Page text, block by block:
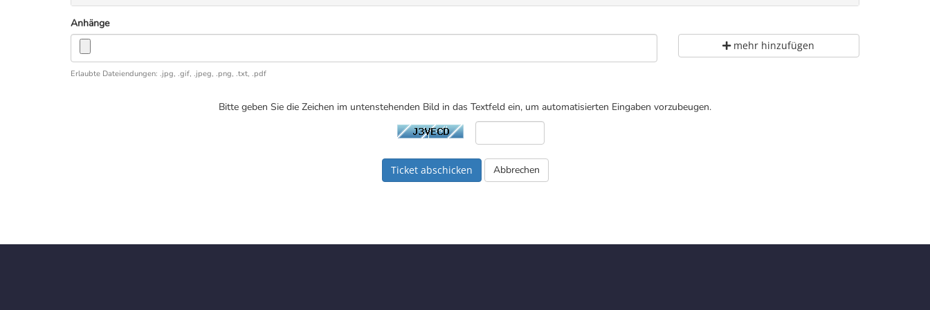
Anhänge
mehr hinzufügen
Erlaubte Dateiendungen: .jpg, .gif, .jpeg, .png, .txt, .pdf
Bitte geben Sie die Zeichen im untenstehenden Bild in das Textfeld ein, um automatisierten Eingaben vorzubeugen.
Abbrechen